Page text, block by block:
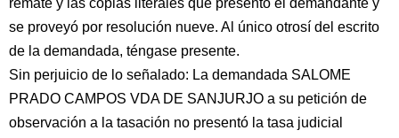
remate y las copias literales que presento el demandante y
se proveyó por resolución nueve. Al único otrosí del escrito
de la demandada, téngase presente.
Sin perjuicio de lo señalado: La demandada SALOME
PRADO CAMPOS VDA DE SANJURJO a su petición de
observación a la tasación no presentó la tasa judicial